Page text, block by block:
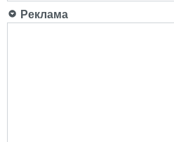
Реклама